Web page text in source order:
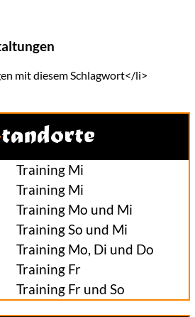
mit diesem Schlagwort</li>
Standorte
Training Mi
Training Mi
Training Mo und Mi
Training So und Mi
Training Mo, Di und Do
Training Fr
Training Fr und So